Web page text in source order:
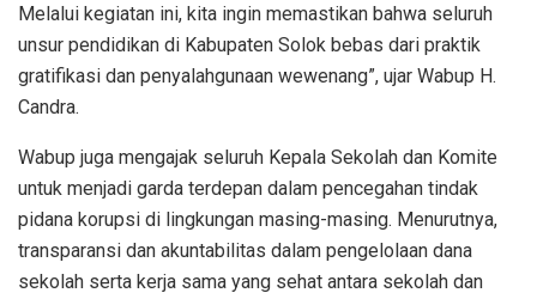
Melalui kegiatan ini, kita ingin memastikan bahwa seluruh
unsur pendidikan di Kabupaten Solok bebas dari praktik
gratifikasi dan penyalahgunaan wewenang”, ujar Wabup H.
Candra.
Wabup juga mengajak seluruh Kepala Sekolah dan Komite
untuk menjadi garda terdepan dalam pencegahan tindak
pidana korupsi di lingkungan masing-masing. Menurutnya,
transparansi dan akuntabilitas dalam pengelolaan dana
sekolah serta kerja sama yang sehat antara sekolah dan